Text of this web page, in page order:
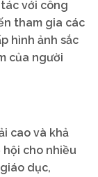
với công
tham gia các
hình ảnh sắc
của người
cao và khả
hội cho nhiều
dục,